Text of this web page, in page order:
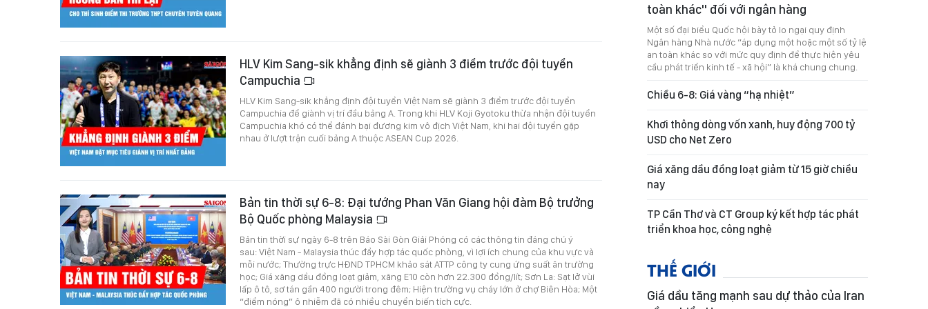
HLV Kim Sang-sik khẳng định sẽ giành 3 điểm trước đội tuyển
Campuchia
HLV Kim Sang-sik khẳng định đội tuyển Việt Nam sẽ giành 3 điểm trước đội tuyển
Campuchia để giành vị trí đầu bảng A. Trong khi HLV Koji Gyotoku thừa nhận đội tuyển
Campuchia khó có thể đánh bại đương kim vô địch Việt Nam, khi hai đội tuyển gặp
nhau ở lượt trận cuối bảng A thuộc ASEAN Cup 2026.
Bản tin thời sự 6-8: Đại tướng Phan Văn Giang hội đàm Bộ trưởng
Bộ Quốc phòng Malaysia
Bản tin thời sự ngày 6-8 trên Báo Sài Gòn Giải Phóng có các thông tin đáng chú ý
sau: Việt Nam - Malaysia thúc đẩy hợp tác quốc phòng, vì lợi ích chung của khu vực và
mỗi nước; Thường trực HĐND TPHCM khảo sát ATTP công ty cung ứng suất ăn trường
học; Giá xăng dầu đồng loạt giảm, xăng E10 còn hơn 22.300 đồng/lít; Sơn La: Sạt lở vùi
lấp ô tô, sơ tán gần 400 người trong đêm; Hiện trường vụ cháy lớn ở chợ Biên Hòa; Một
“điểm nóng” ô nhiễm đã có nhiều chuyển biến tích cực.
toàn khác" đối với ngân hàng
Một số đại biểu Quốc hội bày tỏ lo ngại quy định
Ngân hàng Nhà nước “áp dụng một hoặc một số tỷ lệ
an toàn khác so với mức quy định để thực hiện yêu
cầu phát triển kinh tế - xã hội” là khá chung chung.
Chiều 6-8: Giá vàng “hạ nhiệt”
Khơi thông dòng vốn xanh, huy động 700 tỷ
USD cho Net Zero
Giá xăng dầu đồng loạt giảm từ 15 giờ chiều
nay
TP Cần Thơ và CT Group ký kết hợp tác phát
triển khoa học, công nghệ
THẾ GIỚI
Giá dầu tăng mạnh sau dự thảo của Iran